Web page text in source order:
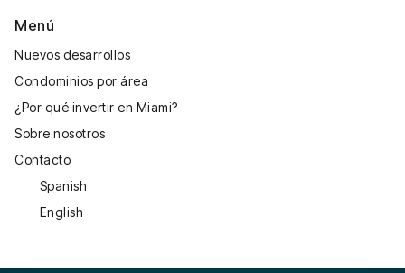
Menú
Nuevos desarrollos
Condominios por área
¿Por qué invertir en Miami?
Sobre nosotros
Contacto
Spanish
English